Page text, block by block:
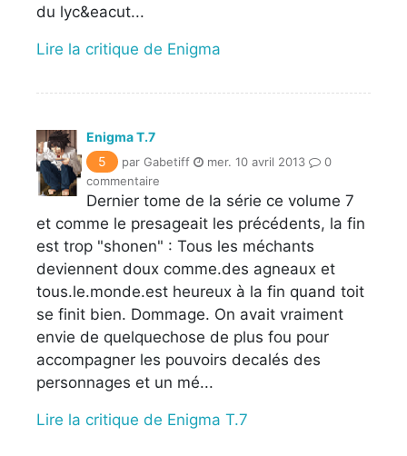
du lyc&eacut...
Lire la critique de Enigma
Enigma T.7
5
par Gabetiff mer. 10 avril 2013
0
commentaire
Dernier tome de la série ce volume 7
et comme le presageait les précédents, la fin
est trop "shonen" : Tous les méchants
deviennent doux comme.des agneaux et
tous.le.monde.est heureux à la fin quand toit
se finit bien. Dommage. On avait vraiment
envie de quelquechose de plus fou pour
accompagner les pouvoirs decalés des
personnages et un mé...
Lire la critique de Enigma T.7